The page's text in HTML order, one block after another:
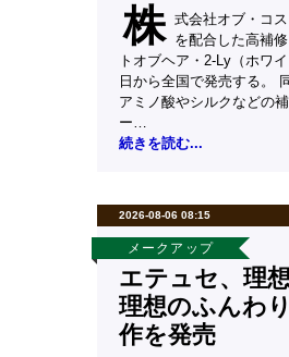
株 式会社オブ・コ
を配合した高補
トオブヘア・2-Ly（ホワ
日から全国で発売する。
アミノ酸やシルクなどの
ー…
続きを読む...
2026-08-06 08:15
メークアップ
エテュセ、理
理想のふんわ
作を発売